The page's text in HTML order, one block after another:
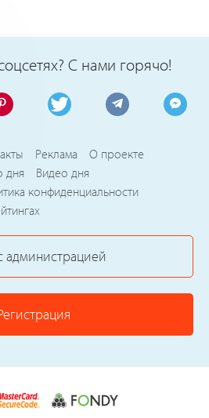
С нами горячо!
Реклама
О проекте
дня
Видео дня
конфиденциальности
администрацией